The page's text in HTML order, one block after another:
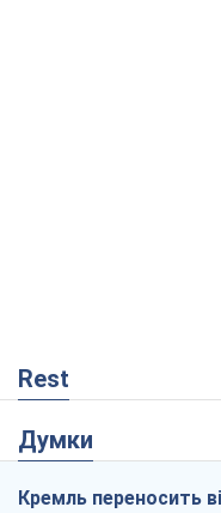
Rest
Думки
Кремль переносить